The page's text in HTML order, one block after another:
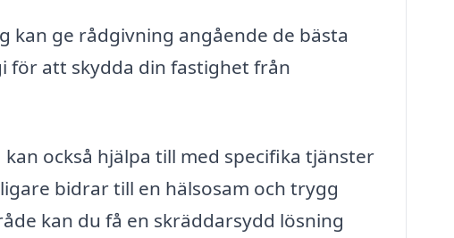
kan ge rådgivning angående de bästa
för att skydda din fastighet från
också hjälpa till med specifika tjänster
bidrar till en hälsosam och trygg
kan du få en skräddarsydd lösning